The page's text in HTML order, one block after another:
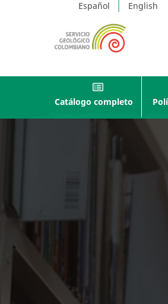
Español English
Catálogo completo